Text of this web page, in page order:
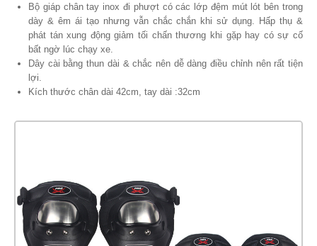
Bộ giáp chân tay inox đi phượt có các lớp đệm mút lót bên trong
dày & êm ái tạo nhưng vẫn chắc chắn khi sử dụng. Hấp thụ &
phát tán xung động giảm tối chấn thương khi gặp hay có sự cố
bất ngờ lúc chạy xe.
Dây cài bằng thun dài & chắc nên dễ dàng điều chỉnh nên rất tiện
lợi.
Kích thước chân dài 42cm, tay dài :32cm